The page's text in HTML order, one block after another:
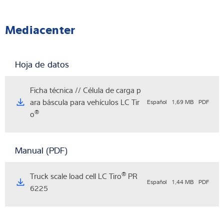
Mediacenter
Hoja de datos
Ficha técnica // Célula de carga p
ara báscula para vehículos LC Tir
o®
Español 1,69 MB PDF
Manual (PDF)
Truck scale load cell LC Tiro® PR
6225
Español 1,44 MB PDF